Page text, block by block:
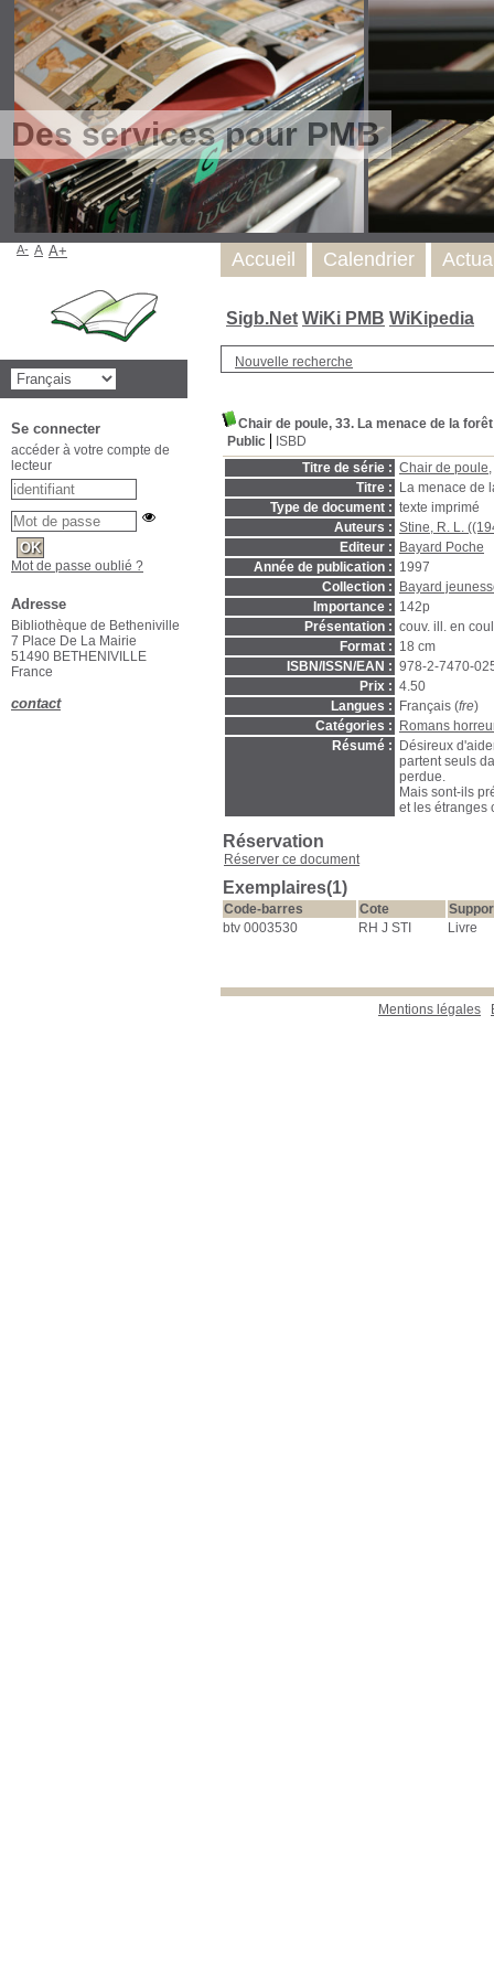
Des services pour PMB
Sigb.Net WiKi PMB WiKipedia
Nouvelle recherche
Chair de poule, 33. La menace de la forêt
Public
ISBD
Titre de série : Chair de poule
Titre :
La menace de
Type de document : texte imprimé
Auteurs : Stine, R. L.
Editeur :
Bayard Poche
Année de publication : 1997
Collection :
Bayard
Importance : 142p
Présentation : couv. ill. en
Format : 18 cm
ISBN/ISSN/EAN : 978-2-7470-
Prix : 4.50
Langues :
Français (fre)
Catégories :
Romans
Résumé :
Désireux
partent seuls
perdue.
Mais sont-ils
et les étranges
Réservation
Réserver ce document
Exemplaires(1)
Code-barres Cote
btv 0003530
RH J STI Livre
Mentions légales
Accueil Calendrier
A- A A+
Se connecter
accéder à votre compte de
lecteur
Mot de passe oublié ?
Adresse
Bibliothèque de Betheniville
7 Place De La Mairie
51490 BETHENIVILLE
France
contact